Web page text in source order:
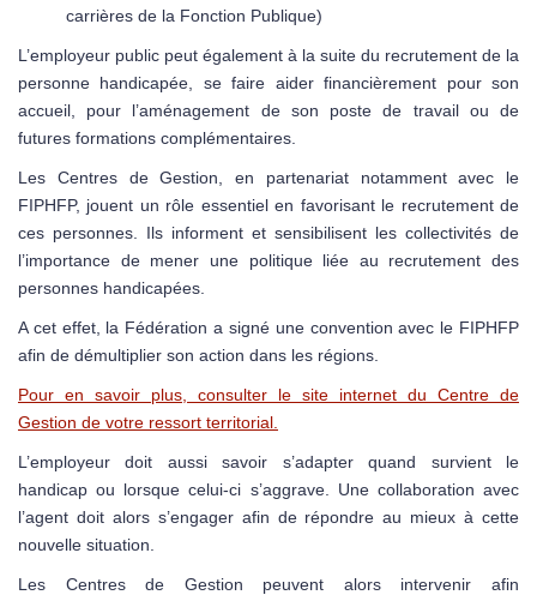
carrières de la Fonction Publique)
L’employeur public peut également à la suite du recrutement de la
personne handicapée, se faire aider financièrement pour son
accueil, pour l’aménagement de son poste de travail ou de
futures formations complémentaires.
Les Centres de Gestion, en partenariat notamment avec le
FIPHFP, jouent un rôle essentiel en favorisant le recrutement de
ces personnes. Ils informent et sensibilisent les collectivités de
l’importance de mener une politique liée au recrutement des
personnes handicapées.
A cet effet, la Fédération a signé une convention avec le FIPHFP
afin de démultiplier son action dans les régions.
Pour en savoir plus, consulter le site internet du Centre de
Gestion de votre ressort territorial.
L’employeur doit aussi savoir s’adapter quand survient le
handicap ou lorsque celui-ci s’aggrave. Une collaboration avec
l’agent doit alors s’engager afin de répondre au mieux à cette
nouvelle situation.
Les Centres de Gestion peuvent alors intervenir afin